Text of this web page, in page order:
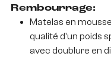
Rembourrage:
Matelas en
qualité d'un poids
avec doublure en